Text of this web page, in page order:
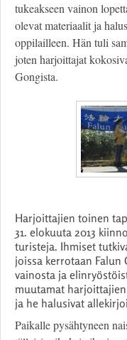
tukeakseen vainon
olevat materiaalit ja
oppilailleen. Hän tuli
joten harjoittajat
Gongista.
Harjoittajien toinen
31. elokuuta 2013
turisteja. Ihmiset
joissa kerrotaan
vainosta ja
muutamat
ja he halusivat
Paikalle pysähtyneen